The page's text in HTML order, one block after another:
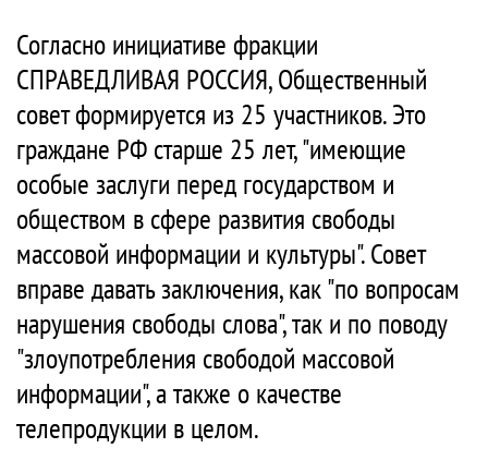
Согласно инициативе фракции
СПРАВЕДЛИВАЯ РОССИЯ, Общественный
совет формируется из 25 участников. Это
граждане РФ старше 25 лет, "имеющие
особые заслуги перед государством и
обществом в сфере развития свободы
массовой информации и культуры". Совет
вправе давать заключения, как "по вопросам
нарушения свободы слова", так и по поводу
"злоупотребления свободой массовой
информации", а также о качестве
телепродукции в целом.